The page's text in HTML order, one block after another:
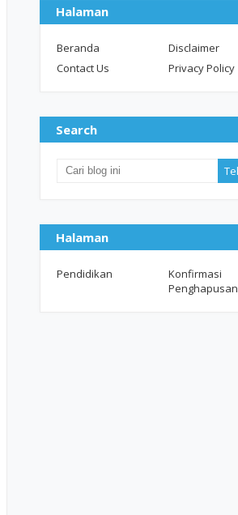
Halaman
Beranda
Disclaimer
Contact Us
Privacy Policy
Search
Halaman
Pendidikan
Konfirmasi
Penghapusan